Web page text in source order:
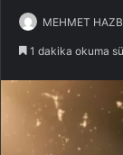
MEHMET
1 dakika okuma